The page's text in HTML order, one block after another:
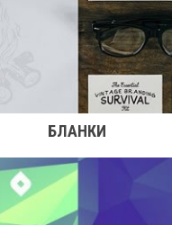
БЛАНКИ